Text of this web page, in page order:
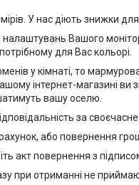
У нас діють знижки для
Вашого
для Вас кольорі.
у кімнаті, то
інтернет-магазині ви
вашу оселю.
за
або повернення
акт повернення з
при отриманні не